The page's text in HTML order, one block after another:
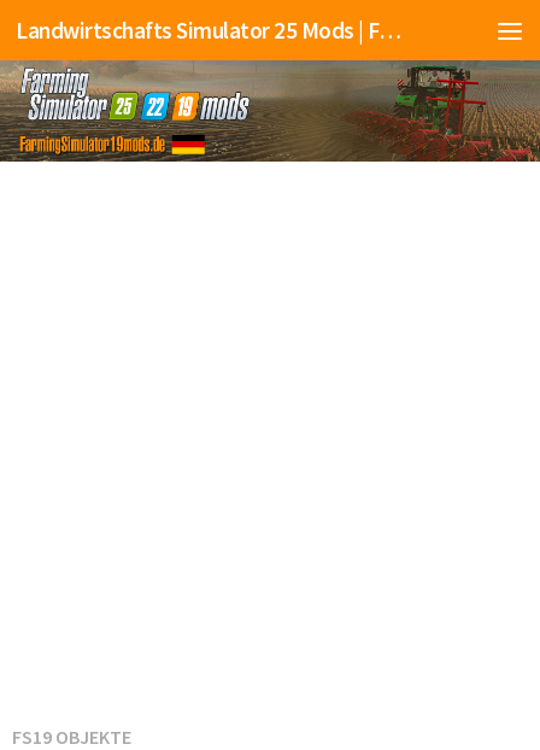
Landwirtschafts Simulator 25 Mods | Farming Simulator 25 Mods | FS25 Mods
FS19 OBJEKTE